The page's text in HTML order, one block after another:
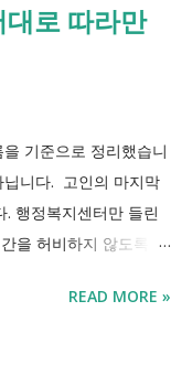
이유만으로 장애인연
업무계획에 포함된
릅니다. 구분 장애인
로 따라만
기준으로 정리했습니
닙니다. 고인의 마지막
행정복지센터만 들린
을 허비하지 않도록 정
정 절차 타임라인 장
READ MORE »